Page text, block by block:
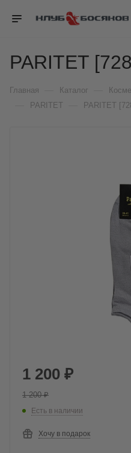
PARITET
Главная Каталог
PARITET PARITET
1 200 ₽
1 200₽
Есть в наличии
Хочу в подарок